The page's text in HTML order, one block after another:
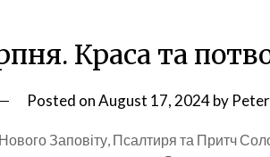
Краса та
Posted onAugust 17, 2024by
Заповіту, Псалтиря та Притч